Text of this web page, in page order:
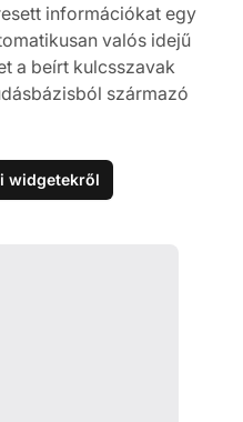
információkat egy
valós idejű
a beírt kulcsszavak
származó
widgetekről